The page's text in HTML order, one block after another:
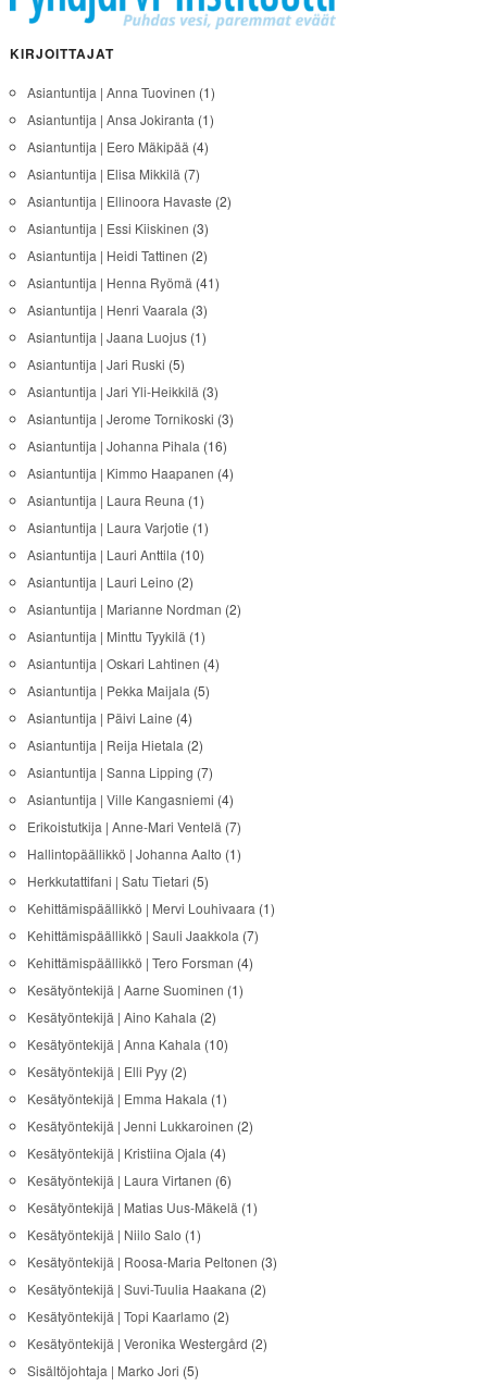
KIRJOITTAJAT
Asiantuntija | Anna Tuovinen (1)
Asiantuntija | Ansa Jokiranta (1)
Asiantuntija | Eero Mäkipää (4)
Asiantuntija | Elisa Mikkilä (7)
Asiantuntija | Ellinoora Havaste (2)
Asiantuntija | Essi Kiiskinen (3)
Asiantuntija | Heidi Tattinen (2)
Asiantuntija | Henna Ryömä (41)
Asiantuntija | Henri Vaarala (3)
Asiantuntija | Jaana Luojus(1)
Asiantuntija | Jari Ruski (5)
Asiantuntija | Jari Yli-Heikkilä (3)
Asiantuntija | Jerome Tornikoski (3)
Asiantuntija | Johanna Pihala (16)
Asiantuntija | Kimmo Haapanen (4)
Asiantuntija | Laura Reuna (1)
Asiantuntija | Laura Varjotie (1)
Asiantuntija | Lauri Anttila (10)
Asiantuntija | Lauri Leino (2)
Asiantuntija | Marianne Nordman (2)
Asiantuntija | Minttu Tyykilä (1)
Asiantuntija | Oskari Lahtinen (4)
Asiantuntija | Pekka Maijala (5)
Asiantuntija | Päivi Laine (4)
Asiantuntija | Reija Hietala (2)
Asiantuntija | Sanna Lipping (7)
Asiantuntija | Ville Kangasniemi (4)
Erikoistutkija | Anne-Mari Ventelä (7)
Hallintopäällikkö | Johanna Aalto (1)
Herkkutattifani | Satu Tietari (5)
Kehittämispäällikkö | Mervi Louhivaara (1)
Kehittämispäällikkö | Sauli Jaakkola (7)
Kehittämispäällikkö | Tero Forsman (4)
Kesätyöntekijä | Aarne Suominen (1)
Kesätyöntekijä | Aino Kahala (2)
Kesätyöntekijä | Anna Kahala (10)
Kesätyöntekijä | Elli Pyy(2)
Kesätyöntekijä | Emma Hakala (1)
Kesätyöntekijä | Jenni Lukkaroinen (2)
Kesätyöntekijä | Kristiina Ojala (4)
Kesätyöntekijä | Laura Virtanen (6)
Kesätyöntekijä | Matias Uus-Mäkelä (1)
Kesätyöntekijä | Niilo Salo (1)
Kesätyöntekijä | Roosa-Maria Peltonen (3)
Kesätyöntekijä | Suvi-Tuulia Haakana (2)
Kesätyöntekijä | Topi Kaarlamo (2)
Kesätyöntekijä | Veronika Westergård (2)
Sisältöjohtaja | Marko Jori (5)